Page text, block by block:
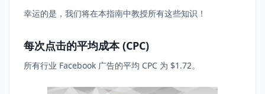
幸运的是，我们将在本指南中教授所有这些知识！
每次点击的平均成本 (CPC)
所有行业 Facebook 广告的平均 CPC 为 $1.72。